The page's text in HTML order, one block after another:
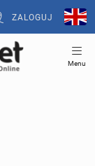
ZALOGUJ
Menu